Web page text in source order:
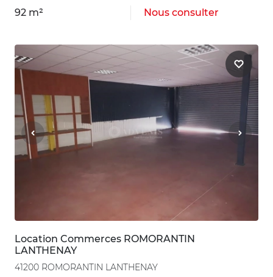
92 m² Nous consulter
Location Commerces ROMORANTIN
LANTHENAY
41200 ROMORANTIN LANTHENAY